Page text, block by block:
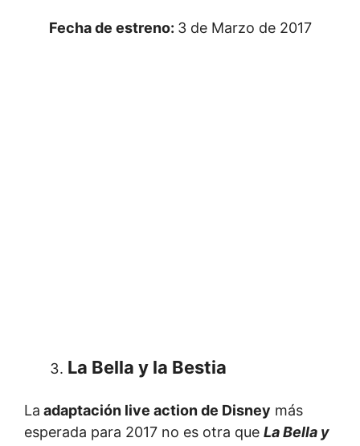
Fecha de estreno: 3 de Marzo de 2017
La Bella y la Bestia
La adaptación live action de Disney más
esperada para 2017 no es otra que La Bella y